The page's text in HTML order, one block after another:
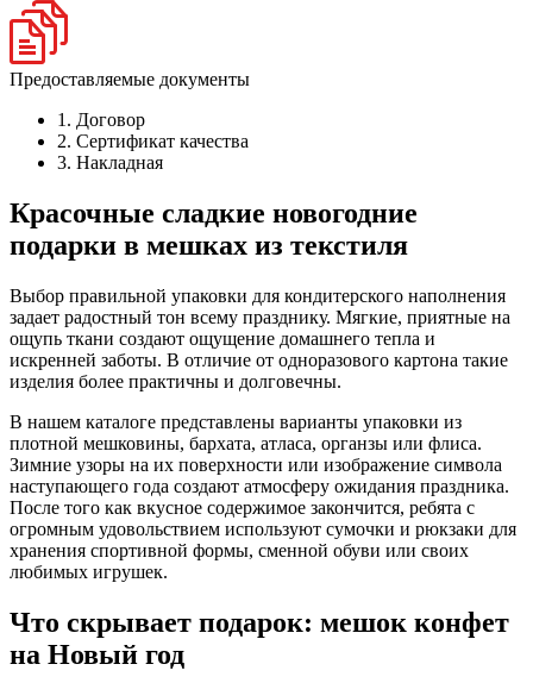
Предоставляемые документы
1. Договор
2. Сертификат качества
3. Накладная
Красочные сладкие новогодние
подарки в мешках из текстиля
Выбор правильной упаковки для кондитерского наполнения
задает радостный тон всему празднику. Мягкие, приятные на
ощупь ткани создают ощущение домашнего тепла и
искренней заботы. В отличие от одноразового картона такие
изделия более практичны и долговечны.
В нашем каталоге представлены варианты упаковки из
плотной мешковины, бархата, атласа, органзы или флиса.
Зимние узоры на их поверхности или изображение символа
наступающего года создают атмосферу ожидания праздника.
После того как вкусное содержимое закончится, ребята с
огромным удовольствием используют сумочки и рюкзаки для
хранения спортивной формы, сменной обуви или своих
любимых игрушек.
Что скрывает подарок: мешок конфет
на Новый год